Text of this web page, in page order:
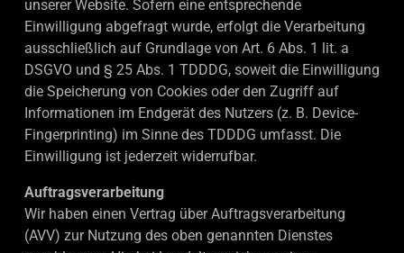
unserer Website. Sofern eine entsprechende
Einwilligung abgefragt wurde, erfolgt die Verarbeitung
ausschließlich auf Grundlage von Art. 6 Abs. 1 lit. a
DSGVO und § 25 Abs. 1 TDDDG, soweit die Einwilligung
die Speicherung von Cookies oder den Zugriff auf
Informationen im Endgerät des Nutzers (z. B. Device-
Fingerprinting) im Sinne des TDDDG umfasst. Die
Einwilligung ist jederzeit widerrufbar.
Auftragsverarbeitung
Wir haben einen Vertrag über Auftragsverarbeitung
(AVV) zur Nutzung des oben genannten Dienstes